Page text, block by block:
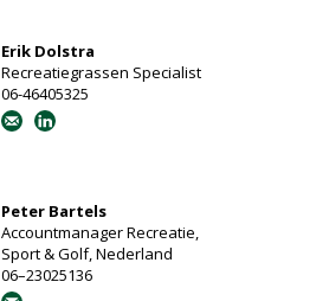
Erik Dolstra
Recreatiegrassen Specialist
06-46405325
Peter Bartels
Accountmanager Recreatie,
Sport & Golf, Nederland
06–23025136